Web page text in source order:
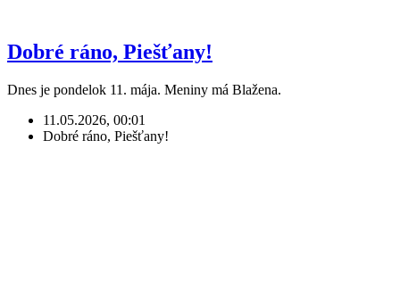
Dobré ráno, Piešťany!
Dnes je pondelok 11. mája. Meniny má Blažena.
11.05.2026, 00:01
Dobré ráno, Piešťany!